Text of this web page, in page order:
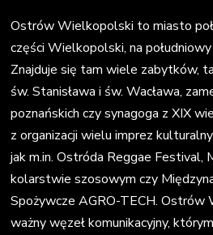
Ostrów Wielkopolski to miasto
części Wielkopolski, na
Znajduje się tam wiele zabytków,
św. Stanisława i św. Wacława,
poznańskich czy synagoga z XIX
z organizacji wielu imprez
jak m.in. Ostróda Reggae
kolarstwie szosowym czy
Spożywcze AGRO-TECH.
ważny węzeł komunikacyjny,